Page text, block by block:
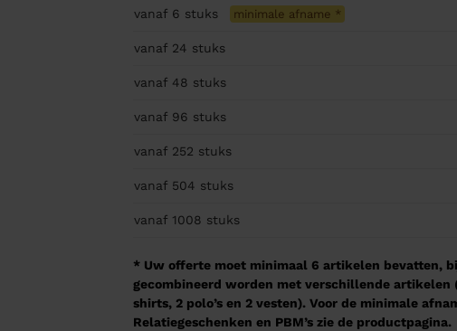
vanaf 6 stuks minimale afname *
vanaf 24 stuks
vanaf 48 stuks
vanaf 96 stuks
vanaf 252 stuks
vanaf 504 stuks
vanaf 1008 stuks
* Uw offerte moet minimaal 6 artikelen bevatten,
gecombineerd worden met verschillende artikelen
shirts, 2 polo’s en 2 vesten). Voor de minimale
Relatiegeschenken en PBM’s zie de productpagina.